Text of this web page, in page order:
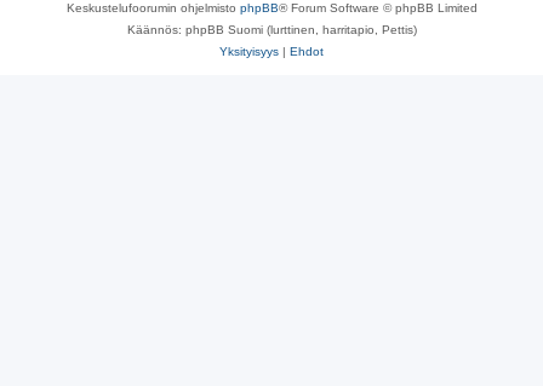
Keskustelufoorumin ohjelmisto phpBB® Forum Software © phpBB Limited
Käännös: phpBB Suomi (lurttinen, harritapio, Pettis)
Yksityisyys | Ehdot